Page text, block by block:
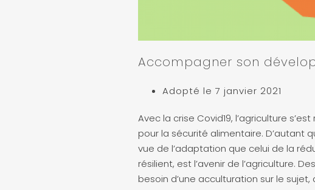
Accompagner son
Adopté le 7 janvier 2021
Avec la crise Covid19, l’agriculture
pour la sécurité alimentaire. D’autant
vue de l’adaptation que celui de la
résilient, est l’avenir de l’agriculture.
besoin d’une acculturation sur le